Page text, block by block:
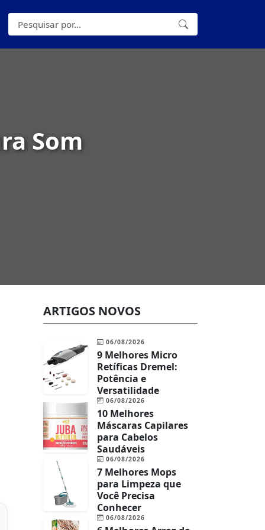
Som
ARTIGOS NOVOS
06/08/2026
9 Melhores Micro
Retíficas Dremel:
Potência e
Versatilidade
06/08/2026
10 Melhores
Máscaras Capilares
para Cabelos
Saudáveis
06/08/2026
7 Melhores Mops
para Limpeza que
Você Precisa
Conhecer
06/08/2026